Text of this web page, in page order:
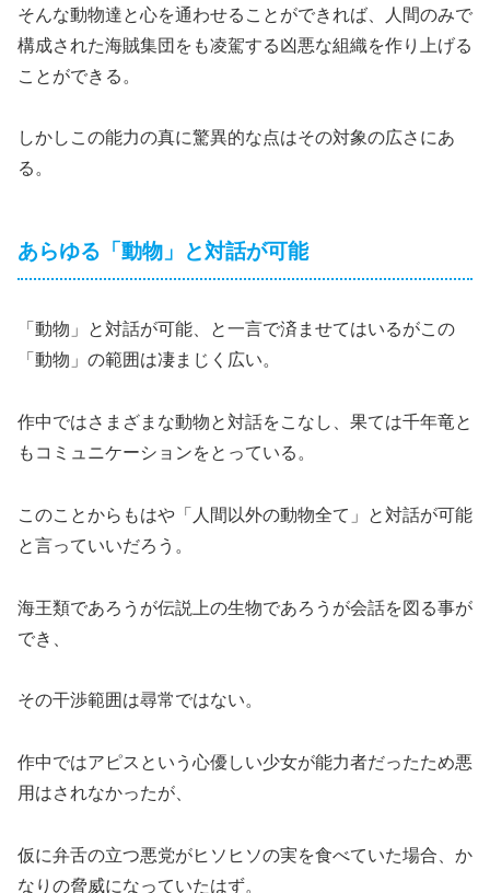
そんな動物達と心を通わせることができれば、人間のみで
構成された海賊集団をも凌駕する凶悪な組織を作り上げる
ことができる。
しかしこの能力の真に驚異的な点はその対象の広さにあ
る。
あらゆる「動物」と対話が可能
「動物」と対話が可能、と一言で済ませてはいるがこの
「動物」の範囲は凄まじく広い。
作中ではさまざまな動物と対話をこなし、果ては千年竜と
もコミュニケーションをとっている。
このことからもはや「人間以外の動物全て」と対話が可能
と言っていいだろう。
海王類であろうが伝説上の生物であろうが会話を図る事が
でき、
その干渉範囲は尋常ではない。
作中ではアピスという心優しい少女が能力者だったため悪
用はされなかったが、
仮に弁舌の立つ悪党がヒソヒソの実を食べていた場合、か
なりの脅威になっていたはず。